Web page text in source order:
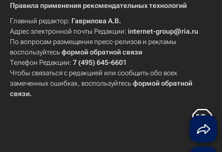
Правила применения рекомендательных технологий
Главный редактор: Гаврилова А.В.
Адрес электронной почты Редакции: internet-group@ria.ru
По вопросам размещения пресс-релизов и рекламы
воспользуйтесьформой обратной связи
Телефон Редакции: 7 (495) 645-6601
Чтобы связаться с редакцией или сообщить обо всех
замеченных ошибках, воспользуйтесьформой обратной
связи.